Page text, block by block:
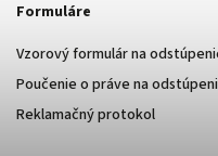
Formuláre
Vzorový formulár na
Poučenie o práve na
Reklamačný protokol